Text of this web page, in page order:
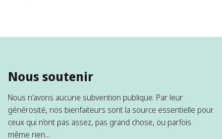
Nous soutenir
Nous n'avons aucune subvention publique. Par leur
générosité, nos bienfaiteurs sont la source essentielle pour
ceux qui n’ont pas assez, pas grand chose, ou parfois
même rien...